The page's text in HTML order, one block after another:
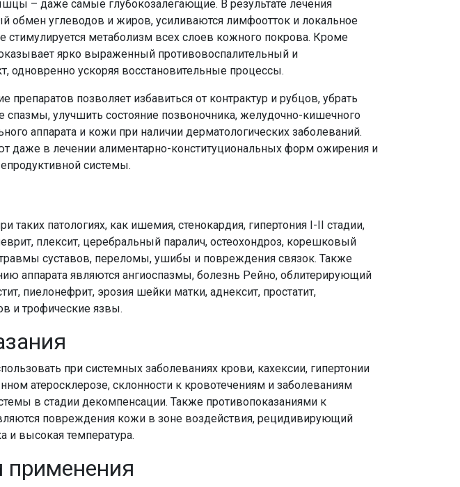
– даже самые глубокозалегающие. В результате лечения
обмен углеводов и жиров, усиливаются лимфоотток и локальное
стимулируется метаболизм всех слоев кожного покрова. Кроме
ярко выраженный противовоспалительный и
одновренно ускоряя восстановительные процессы.
препаратов позволяет избавиться от контрактур и рубцов, убрать
улучшить состояние позвоночника, желудочно-кишечного
аппарата и кожи при наличии дерматологических заболеваний.
даже в лечении алиментарно-конституциональных форм ожирения и
системы.
таких патологиях, как ишемия, стенокардия, гипертония I-II стадии,
плексит, церебральный паралич, остеохондроз, корешковый
травмы суставов, переломы, ушибы и повреждения связок. Также
аппарата являются ангиоспазмы, болезнь Рейно, облитерирующий
пиелонефрит, эрозия шейки матки, аднексит, простатит,
и трофические язвы.
при системных заболеваниях крови, кахексии, гипертонии
атеросклерозе, склонности к кровотечениям и заболеваниям
в стадии декомпенсации. Также противопоказаниями к
повреждения кожи в зоне воздействия, рецидивирующий
и высокая температура.
применения